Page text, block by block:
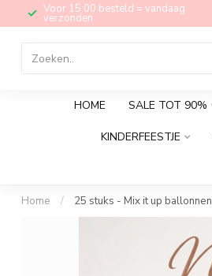
Voor 15:00 besteld = vandaag
verzonden
HOME SALE TOT 90%
KINDERFEESTJE
Home / 25 stuks - Mix it up ballonnen